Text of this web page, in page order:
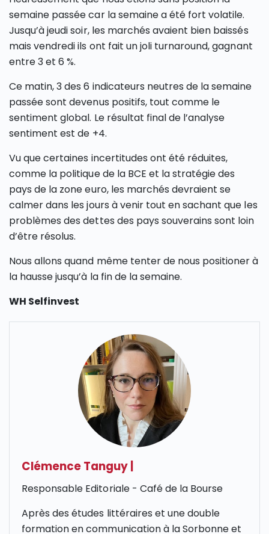
semaine passée car la semaine a été fort volatile.
Jusqu’à jeudi soir, les marchés avaient bien baissés
mais vendredi ils ont fait un joli turnaround, gagnant
entre 3 et 6 %.
Ce matin, 3 des 6 indicateurs neutres de la semaine
passée sont devenus positifs, tout comme le
sentiment global. Le résultat final de l’analyse
sentiment est de +4.
Vu que certaines incertitudes ont été réduites,
comme la politique de la BCE et la stratégie des
pays de la zone euro, les marchés devraient se
calmer dans les jours à venir tout en sachant que les
problèmes des dettes des pays souverains sont loin
d’être résolus.
Nous allons quand même tenter de nous positioner à
la hausse jusqu’à la fin de la semaine.
WH Selfinvest
Clémence Tanguy
Responsable Editoriale - Café de la Bourse
Après des études littéraires et une double
formation en communication à la Sorbonne et